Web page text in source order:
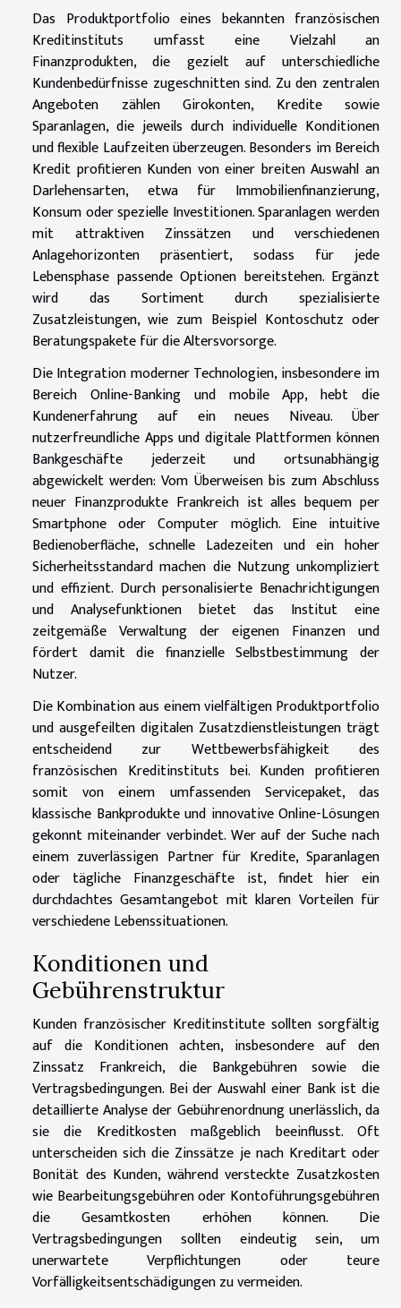
Das Produktportfolio eines bekannten französischen
Kreditinstituts umfasst eine Vielzahl an
Finanzprodukten, die gezielt auf unterschiedliche
Kundenbedürfnisse zugeschnitten sind. Zu den zentralen
Angeboten zählen Girokonten, Kredite sowie
Sparanlagen, die jeweils durch individuelle Konditionen
und flexible Laufzeiten überzeugen. Besonders im Bereich
Kredit profitieren Kunden von einer breiten Auswahl an
Darlehensarten, etwa für Immobilienfinanzierung,
Konsum oder spezielle Investitionen. Sparanlagen werden
mit attraktiven Zinssätzen und verschiedenen
Anlagehorizonten präsentiert, sodass für jede
Lebensphase passende Optionen bereitstehen. Ergänzt
wird das Sortiment durch spezialisierte
Zusatzleistungen, wie zum Beispiel Kontoschutz oder
Beratungspakete für die Altersvorsorge.
Die Integration moderner Technologien, insbesondere im
Bereich Online-Banking und mobile App, hebt die
Kundenerfahrung auf ein neues Niveau. Über
nutzerfreundliche Apps und digitale Plattformen können
Bankgeschäfte jederzeit und ortsunabhängig
abgewickelt werden: Vom Überweisen bis zum Abschluss
neuer Finanzprodukte Frankreich ist alles bequem per
Smartphone oder Computer möglich. Eine intuitive
Bedienoberfläche, schnelle Ladezeiten und ein hoher
Sicherheitsstandard machen die Nutzung unkompliziert
und effizient. Durch personalisierte Benachrichtigungen
und Analysefunktionen bietet das Institut eine
zeitgemäße Verwaltung der eigenen Finanzen und
fördert damit die finanzielle Selbstbestimmung der
Nutzer.
Die Kombination aus einem vielfältigen Produktportfolio
und ausgefeilten digitalen Zusatzdienstleistungen trägt
entscheidend zur Wettbewerbsfähigkeit des
französischen Kreditinstituts bei. Kunden profitieren
somit von einem umfassenden Servicepaket, das
klassische Bankprodukte und innovative Online-Lösungen
gekonnt miteinander verbindet. Wer auf der Suche nach
einem zuverlässigen Partner für Kredite, Sparanlagen
oder tägliche Finanzgeschäfte ist, findet hier ein
durchdachtes Gesamtangebot mit klaren Vorteilen für
verschiedene Lebenssituationen.
Konditionen und
Gebührenstruktur
Kunden französischer Kreditinstitute sollten sorgfältig
auf die Konditionen achten, insbesondere auf den
Zinssatz Frankreich, die Bankgebühren sowie die
Vertragsbedingungen. Bei der Auswahl einer Bank ist die
detaillierte Analyse der Gebührenordnung unerlässlich, da
sie die Kreditkosten maßgeblich beeinflusst. Oft
unterscheiden sich die Zinssätze je nach Kreditart oder
Bonität des Kunden, während versteckte Zusatzkosten
wie Bearbeitungsgebühren oder Kontoführungsgebühren
die Gesamtkosten erhöhen können. Die
Vertragsbedingungen sollten eindeutig sein, um
unerwartete Verpflichtungen oder teure
Vorfälligkeitsentschädigungen zu vermeiden.